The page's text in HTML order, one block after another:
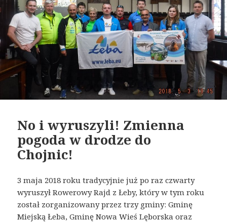
No i wyruszyli! Zmienna
pogoda w drodze do
Chojnic!
3 maja 2018 roku tradycyjnie już po raz czwarty
wyruszył Rowerowy Rajd z Łeby, który w tym roku
został zorganizowany przez trzy gminy: Gminę
Miejską Łeba, Gminę Nowa Wieś Lęborska oraz